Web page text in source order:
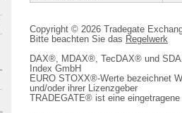
Copyright © 2026 Tradegate
Bitte beachten Sie das Regelwerk
DAX®, MDAX®, TecDAX® und
Index GmbH
EURO STOXX®-Werte bezeichnet
und/oder ihrer Lizenzgeber
TRADEGATE® ist eine